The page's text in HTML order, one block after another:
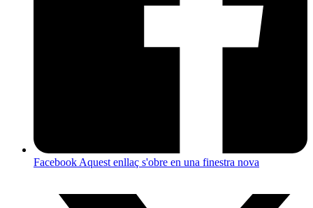
FacebookAquest enllaç s'obre en una finestra nova